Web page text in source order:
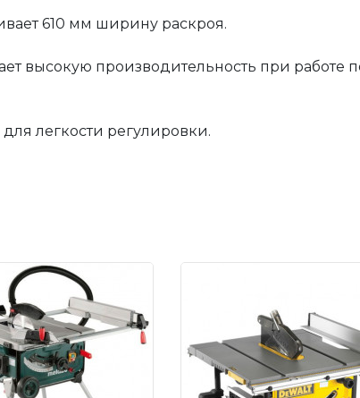
610 мм ширину раскроя.
высокую производительность при
легкости регулировки.